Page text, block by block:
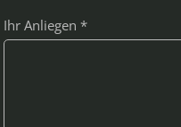
Ihr Anliegen *